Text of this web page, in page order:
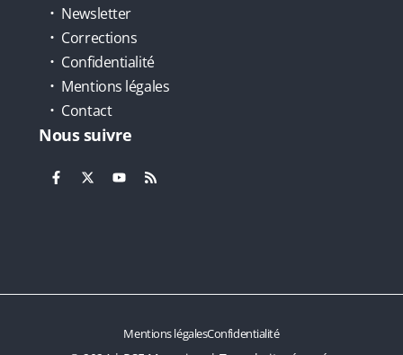
Newsletter
Corrections
Confidentialité
Mentions légales
Contact
Nous suivre
Mentions légalesConfidentialité